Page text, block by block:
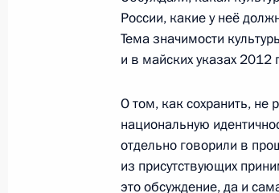
31 мая 2016 года, 12:00
России, какие у неё
Тема значимости
и в майских указах 2012
О том, как сохранить, не
национальную
отдельно говорили в
из присутствующих
это обсуждение, да и